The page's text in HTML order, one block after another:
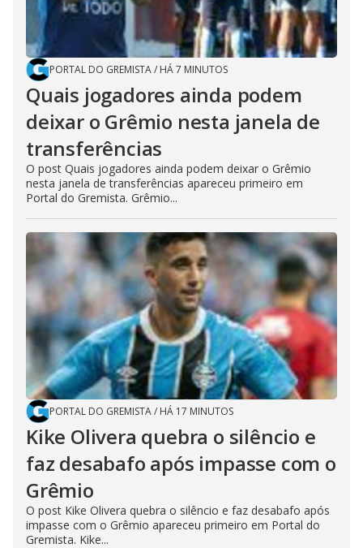
PORTAL DO GREMISTA/ HÁ 7 MINUTOS
Quais jogadores ainda podem
deixar o Grêmio nesta janela de
transferências
O post Quais jogadores ainda podem deixar o Grêmio
nesta janela de transferências apareceu primeiro em
Portal do Gremista. Grêmio...
PORTAL DO GREMISTA/ HÁ 17 MINUTOS
Kike Olivera quebra o silêncio e
faz desabafo após impasse com o
Grêmio
O post Kike Olivera quebra o silêncio e faz desabafo após
impasse com o Grêmio apareceu primeiro em Portal do
Gremista. Kike...